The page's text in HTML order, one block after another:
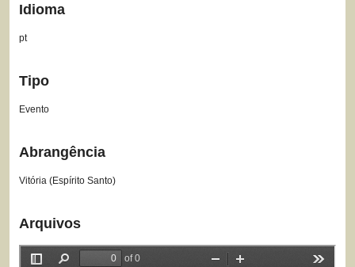
Idioma
pt
Tipo
Evento
Abrangência
Vitória (Espírito Santo)
Arquivos